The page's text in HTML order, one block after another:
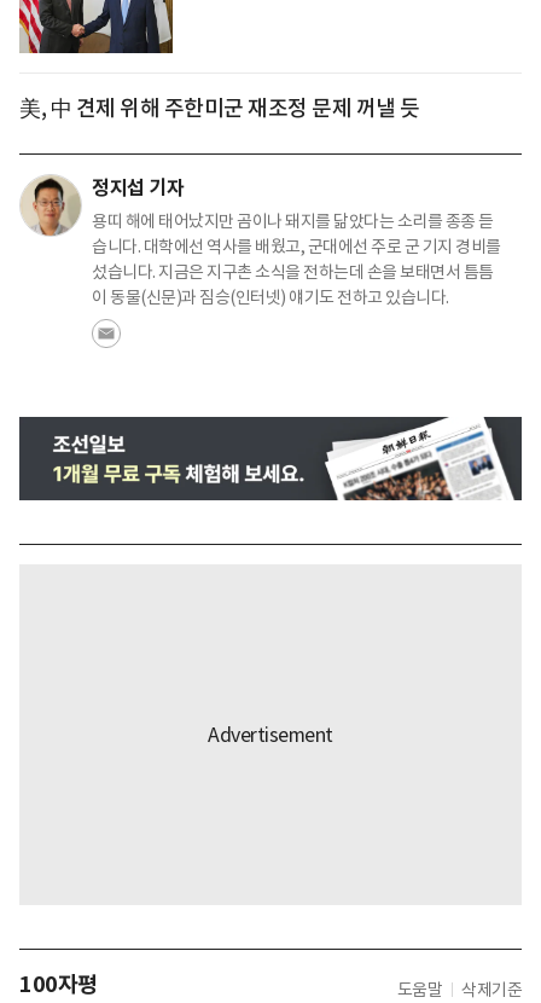
美, 中 견제 위해 주한미군 재조정 문제 꺼낼 듯
정지섭 기자
용띠 해에 태어났지만 곰이나 돼지를 닮았다는 소리를 종종 듣
습니다. 대학에선 역사를 배웠고, 군대에선 주로 군 기지 경비를
섰습니다. 지금은 지구촌 소식을 전하는데 손을 보태면서 틈틈
이 동물(신문)과 짐승(인터넷) 얘기도 전하고 있습니다.
100자평 도움말 삭제기준